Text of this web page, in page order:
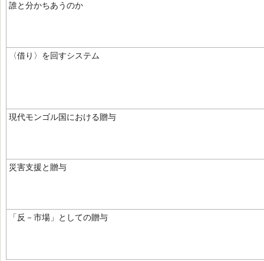
誰と分かちあうのか
〈借り〉を回すシステム
現代モンゴル国における贈与
災害支援と贈与
「反－市場」としての贈与